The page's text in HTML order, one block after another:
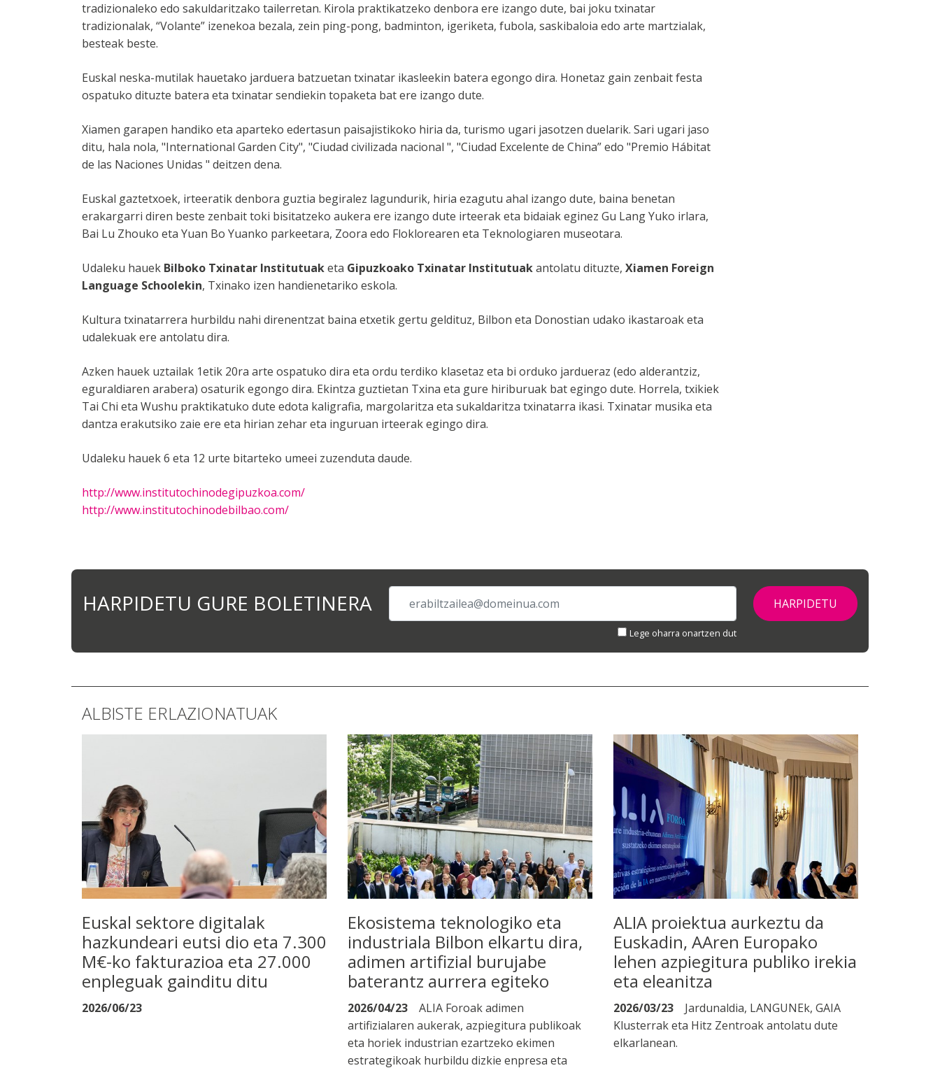
tradizionaleko edo sakuldaritzako tailerretan. Kirola praktikatzeko denbora ere izango dute, bai joku txinatar
tradizionalak, “Volante” izenekoa bezala, zein ping-pong, badminton, igeriketa, fubola, saskibaloia edo arte martzialak,
besteak beste.
Euskal neska-mutilak hauetako jarduera batzuetan txinatar ikasleekin batera egongo dira. Honetaz gain zenbait festa
ospatuko dituzte batera eta txinatar sendiekin topaketa bat ere izango dute.
Xiamen garapen handiko eta aparteko edertasun paisajistikoko hiria da, turismo ugari jasotzen duelarik. Sari ugari jaso
ditu, hala nola, "International Garden City", "Ciudad civilizada nacional ", "Ciudad Excelente de China” edo "Premio Hábitat
de las Naciones Unidas " deitzen dena.
Euskal gaztetxoek, irteeratik denbora guztia begiralez lagundurik, hiria ezagutu ahal izango dute, baina benetan
erakargarri diren beste zenbait toki bisitatzeko aukera ere izango dute irteerak eta bidaiak eginez Gu Lang Yuko irlara,
Bai Lu Zhouko eta Yuan Bo Yuanko parkeetara, Zoora edo Floklorearen eta Teknologiaren museotara.
Udaleku hauek Bilboko Txinatar Institutuaketa Gipuzkoako Txinatar Institutuakantolatu dituzte, Xiamen Foreign
Language Schoolekin, Txinako izen handienetariko eskola.
Kultura txinatarrera hurbildu nahi direnentzat baina etxetik gertu geldituz, Bilbon eta Donostian udako ikastaroak eta
udalekuak ere antolatu dira.
Azken hauek uztailak 1etik 20ra arte ospatuko dira eta ordu terdiko klasetaz eta bi orduko jardueraz (edo alderantziz,
eguraldiaren arabera) osaturik egongo dira. Ekintza guztietan Txina eta gure hiriburuak bat egingo dute. Horrela, txikiek
Tai Chi eta Wushu praktikatuko dute edota kaligrafia, margolaritza eta sukaldaritza txinatarra ikasi. Txinatar musika eta
dantza erakutsiko zaie ere eta hirian zehar eta inguruan irteerak egingo dira.
Udaleku hauek 6 eta 12 urte bitarteko umeei zuzenduta daude.
http://www.institutochinodegipuzkoa.com/
http://www.institutochinodebilbao.com/
HARPIDETU GURE BOLETINERA
Lege oharra onartzen dut
ALBISTE ERLAZIONATUAK
Euskal sektore digitalak
hazkundeari eutsi dio eta 7.300
M€-ko fakturazioa eta 27.000
enpleguak gainditu ditu
2026/06/23
Ekosistema teknologiko eta
industriala Bilbon elkartu dira,
adimen artifizial burujabe
baterantz aurrera egiteko
2026/04/23
ALIA Foroak adimen
artifizialaren aukerak, azpiegitura publikoak
eta horiek industrian ezartzeko ekimen
estrategikoak hurbildu dizkie enpresa eta
ALIA proiektua aurkeztu da
Euskadin, AAren Europako
lehen azpiegitura publiko irekia
eta eleanitza
2026/03/23
Jardunaldia, LANGUNEk, GAIA
Klusterrak eta Hitz Zentroak antolatu dute
elkarlanean.